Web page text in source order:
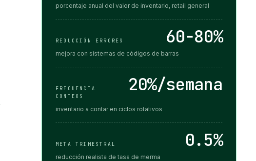
porcentaje anual del valor de inventario, retail general
REDUCCIÓN ERRORES 60-80%
mejora con sistemas de códigos de barras
FRECUENCIA
CONTEOS
20%/semana
inventario a contar en ciclos rotativos
META TRIMESTRAL 0.5%
reducción realista de tasa de merma